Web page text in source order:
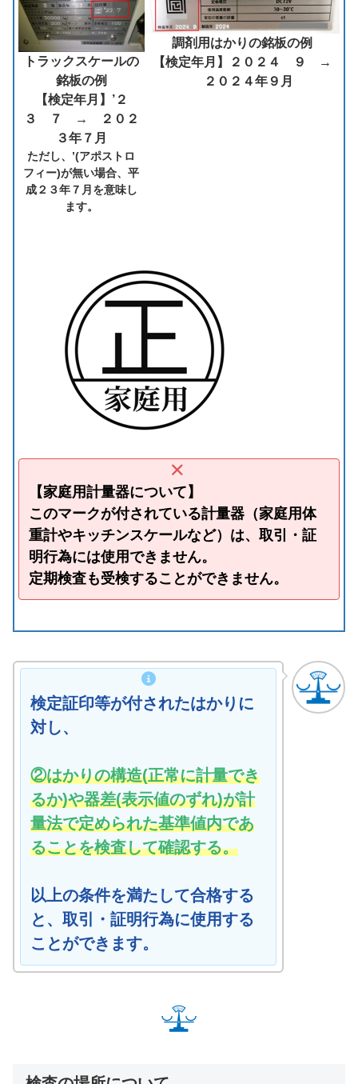
トラックスケールの
銘板の例
【検定年月】’２
３ ７ → ２０２
３年７月
ただし、’(アポストロ
フィー)が無い場合、平
成２３年７月を意味し
ます。
調剤用はかりの銘板の例
【検定年月】２０２４ ９ →
２０２４年９月
【家庭用計量器について】
このマークが付されている計量器（家庭用体
重計やキッチンスケールなど）は、取引・証
明行為には使用できません。
定期検査も受検することができません。
検定証印等が付されたはかりに
対し、
②はかりの構造(正常に計量でき
るか)や器差(表示値のずれ)が計
量法で定められた基準値内であ
ることを検査して確認する。
以上の条件を満たして合格する
と、取引・証明行為に使用する
ことができます。